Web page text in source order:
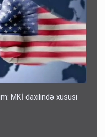
gedə biləcəksiniz -
MKİ daxilində xüsusi